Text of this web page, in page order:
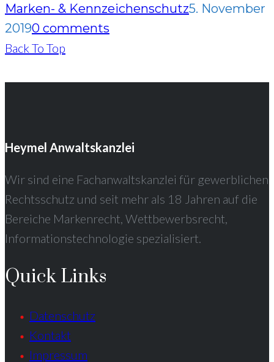
Marken- & Kennzeichenschutz5. November
20190 comments
Back To Top
Heymel Anwaltskanzlei
Wir sind eine Fachanwaltskanzlei für gewerblichen
Rechtsschutz und seit mehr als 18 Jahren auf die
Bereiche Markenrecht, Wettbewerbsrecht,
Informationstechnologie spezialisiert.
Quick Links
Datenschutz
Kontakt
Impressum